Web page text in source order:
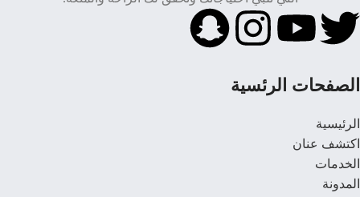
الصفحات الرئسية
الرئيسية
اكتشف عنان
الخدمات
المدونة